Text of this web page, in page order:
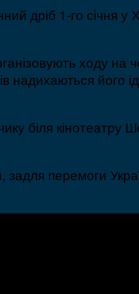
дріб 1-го січня
ходу
надихаються його
біля кінотеатру
перемоги